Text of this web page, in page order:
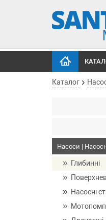
Каталог
Насоси |
Глибинні
Насосні